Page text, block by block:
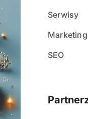
Serwisy
Marketing
SEO